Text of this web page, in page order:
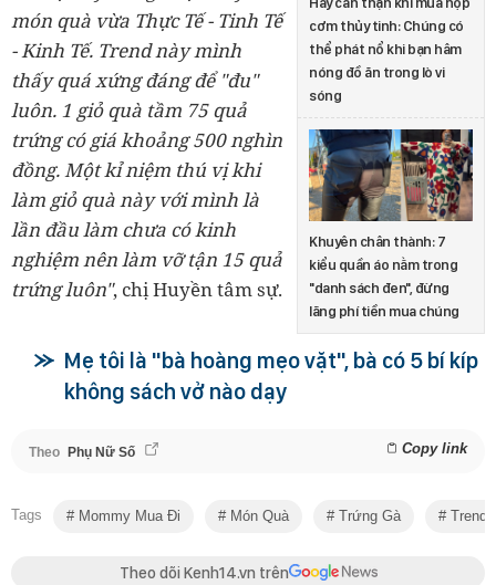
cơm thủy tinh: Chúng có
thể phát nổ khi bạn hâm
nóng đồ ăn trong lò vi
sóng
Khuyên chân thành: 7
kiểu quần áo nằm trong
"danh sách đen", đừng
lãng phí tiền mua chúng
món quà vừa Thực Tế - Tinh Tế
- Kinh Tế. Trend này mình
thấy quá xứng đáng để "đu"
luôn. 1 giỏ quà tầm 75 quả
trứng có giá khoảng 500 nghìn
đồng. Một kỉ niệm thú vị khi
làm giỏ quà này với mình là
lần đầu làm chưa có kinh
nghiệm nên làm vỡ tận 15 quả
trứng luôn", chị Huyền tâm sự.
Mẹ tôi là "bà hoàng mẹo vặt", bà có 5 bí kíp
không sách vở nào dạy
Theo Phụ Nữ Số Copy link
Tags Mommy Mua Đi Món Quà Trứng Gà Trend
Theo dõi Kenh14.vn trên